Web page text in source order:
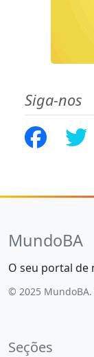
Siga-nos
MundoBA
O seu portal de
© 2025
Seções